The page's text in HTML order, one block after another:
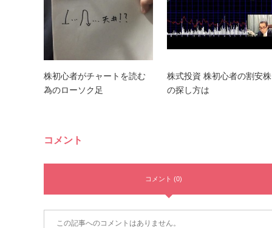
株初心者がチャートを読む
為のローソク足
株式投資 株初心者の割安株
の探し方は
コメント
コメント (0)
この記事へのコメントはありません。